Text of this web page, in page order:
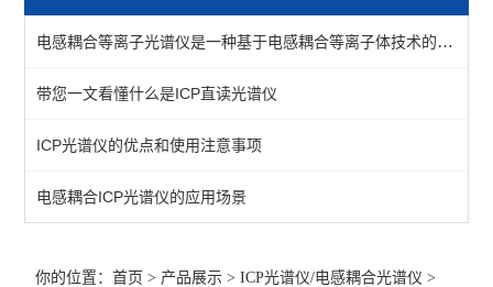
微波消解仪-6罐
电感耦合等离子光谱仪是一种基于电感耦合等离子体技术的分析仪器
带您一文看懂什么是ICP直读光谱仪
ICP光谱仪的优点和使用注意事项
​电感耦合ICP光谱仪的应用场景
你的位置：首页 > 产品展示 >ICP光谱仪/电感耦合光谱仪 >